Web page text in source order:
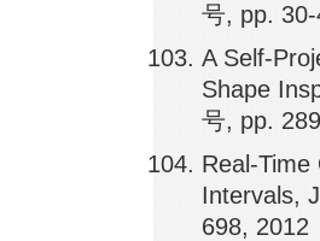
号, pp.
A Self-
Shape
号, pp.
Real-
Intervals,
698, 2012